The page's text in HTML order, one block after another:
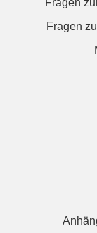
Fragen
Fragen